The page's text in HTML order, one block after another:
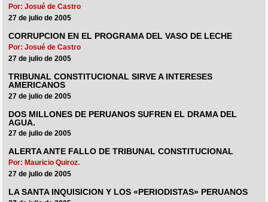
Por: Josué de Castro
27 de julio de 2005
CORRUPCION EN EL PROGRAMA DEL VASO DE LECHE
Por: Josué de Castro
27 de julio de 2005
TRIBUNAL CONSTITUCIONAL SIRVE A INTERESES
AMERICANOS
27 de julio de 2005
DOS MILLONES DE PERUANOS SUFREN EL DRAMA DEL
AGUA.
27 de julio de 2005
ALERTA ANTE FALLO DE TRIBUNAL CONSTITUCIONAL
Por: Mauricio Quiroz.
27 de julio de 2005
LA SANTA INQUISICION Y LOS «PERIODISTAS» PERUANOS